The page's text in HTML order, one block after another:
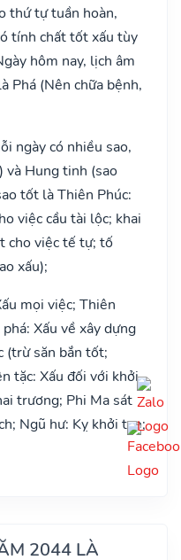
thứ tự tuần hoàn,
tính chất tốt xấu tùy
hôm nay, lịch âm
Phá (Nên chữa bệnh,
ngày có nhiều sao,
Hung tinh (sao
tốt là Thiên Phúc:
việc cầu tài lộc; khai
cho việc tế tự; tố
xấu);
mọi việc; Thiên
Xấu về xây dựng
(trừ săn bắn tốt;
tặc: Xấu đối với khởi
trương; Phi Ma sát
Ngũ hư: Kỵ khởi tạo;
2044 LÀ